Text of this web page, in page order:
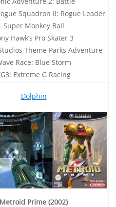
Squadron II: Rogue Leader
Super Monkey Ball
Hawk’s Pro Skater 3
Theme Parks Adventure
Race: Blue Storm
Extreme G Racing
Dolphin
Metroid Prime (2002)